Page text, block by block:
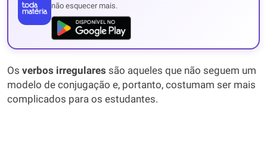
não esquecer mais.
Os verbos irregulares são aqueles que não seguem um
modelo de conjugação e, portanto, costumam ser mais
complicados para os estudantes.